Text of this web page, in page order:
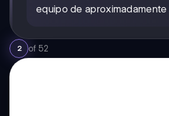
equipo de
2 of 52